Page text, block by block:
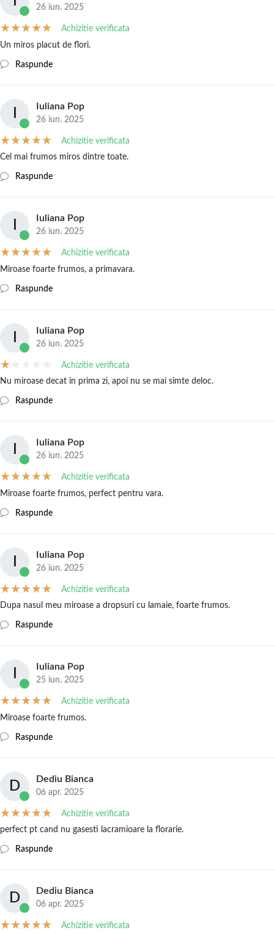
26 iun. 2025
Achizitie verificata
Un miros placut de flori.
Raspunde
Iuliana Pop
26 iun. 2025
Achizitie verificata
Cel mai frumos miros dintre toate.
Raspunde
Iuliana Pop
26 iun. 2025
Achizitie verificata
Miroase foarte frumos, a primavara.
Raspunde
Iuliana Pop
26 iun. 2025
Achizitie verificata
Nu miroase decat in prima zi, apoi nu se mai simte deloc.
Raspunde
Iuliana Pop
26 iun. 2025
Achizitie verificata
Miroase foarte frumos, perfect pentru vara.
Raspunde
Iuliana Pop
26 iun. 2025
Achizitie verificata
Dupa nasul meu miroase a dropsuri cu lamaie, foarte frumos.
Raspunde
Iuliana Pop
25 iun. 2025
Achizitie verificata
Miroase foarte frumos.
Raspunde
D Dediu Bianca
06 apr. 2025
Achizitie verificata
perfect pt cand nu gasesti lacramioare la florarie.
Raspunde
D Dediu Bianca
06 apr. 2025
Achizitie verificata